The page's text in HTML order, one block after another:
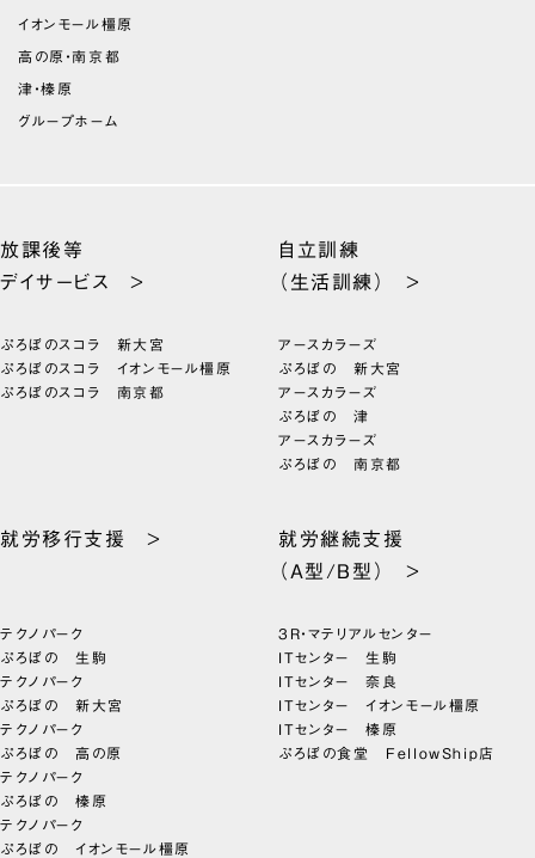
イオンモール橿原
高の原・南京都
津・榛原
グループホーム
放課後等
デイサービス >
ぷろぼのスコラ 新大宮
ぷろぼのスコラ イオンモール橿原
ぷろぼのスコラ 南京都
自立訓練
（生活訓練） >
アースカラーズ
ぷろぼの 新大宮
アースカラーズ
ぷろぼの 津
アースカラーズ
ぷろぼの 南京都
就労移行支援 >
テクノパーク
ぷろぼの 生駒
テクノパーク
ぷろぼの 新大宮
テクノパーク
ぷろぼの 高の原
テクノパーク
ぷろぼの 榛原
テクノパーク
ぷろぼの イオンモール橿原
就労継続支援
（A型/B型） >
3R・マテリアルセンター
ITセンター 生駒
ITセンター 奈良
ITセンター イオンモール橿原
ITセンター 榛原
ぷろぼの食堂 FellowShip店